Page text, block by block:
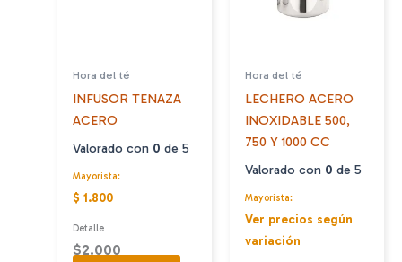
Hora del té
INFUSOR TENAZA
ACERO
Valorado con 0 de 5
Mayorista:
$ 1.800
Detalle
$2.000
Hora del té
LECHERO ACERO
INOXIDABLE 500,
750 Y 1000 CC
Valorado con 0 de 5
Mayorista:
Ver precios según
variación